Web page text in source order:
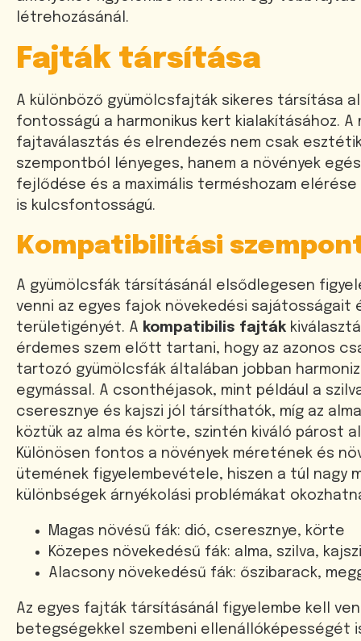
létrehozásánál.
Fajták társítása
A különböző gyümölcsfajták sikeres társítása
fontosságú a harmonikus kert kialakításához. A
fajtaválasztás és elrendezés nem csak
szempontból lényeges, hanem a növények
fejlődése és a maximális terméshozam
is kulcsfontosságú.
Kompatibilitási
A gyümölcsfák társításánál elsődlegesen
venni az egyes fajok növekedési sajátosságait
területigényét. A kompatibilis fajták
érdemes szem előtt tartani, hogy az azonos
tartozó gyümölcsfák általában jobban
egymással. A csonthéjasok, mint például a
cseresznye és kajszi jól társíthatók, míg az
köztük az alma és körte, szintén kiváló párost
Különösen fontos a növények méretének és
ütemének figyelembevétele, hiszen a túl nagy
különbségek árnyékolási problémákat
Magas növésű fák: dió, cseresznye, körte
Közepes növekedésű fák: alma, szilva, kajszi
Alacsony növekedésű fák: őszibarack,
Az egyes fajták társításánál figyelembe kell
betegségekkel szembeni ellenállóképességét